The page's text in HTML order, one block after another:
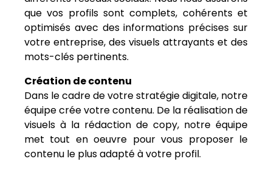
que vos profils sont complets, cohérents et
optimisés avec des informations précises sur
votre entreprise, des visuels attrayants et des
mots-clés pertinents.
Création de contenu
Dans le cadre de votre stratégie digitale, notre
équipe crée votre contenu. De la réalisation de
visuels à la rédaction de copy, notre équipe
met tout en oeuvre pour vous proposer le
contenu le plus adapté à votre profil.